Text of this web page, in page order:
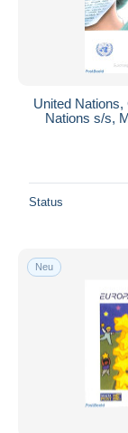
United
Nations s/s,
Status
Neu